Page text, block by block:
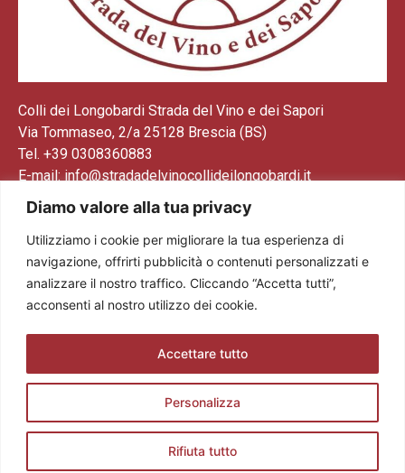
Diamo valore alla tua privacy
Utilizziamo i cookie per migliorare la tua esperienza di
navigazione, offrirti pubblicità o contenuti personalizzati e
analizzare il nostro traffico. Cliccando “Accetta tutti”,
acconsenti al nostro utilizzo dei cookie.
Personalizza
Rifiuta tutto
Accettare tutto
Colli dei Longobardi Strada del Vino e dei Sapori
Via Tommaseo, 2/a 25128 Brescia (BS)
Tel. +39 0308360883
E-mail: info@stradadelvinocollideilongobardi.it
Pec: sdvcollideilongobardi@pec.it
Cod. Fisc. e P. IVA 03602300174
Codice REA: BS521883